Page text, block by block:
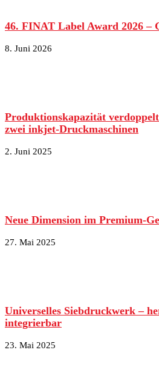
46. FINAT Label Award 2026 –
8. Juni 2026
Produktionskapazität
zwei inkjet-Druckmaschinen
2. Juni 2025
Neue Dimension im Premium-
27. Mai 2025
Universelles Siebdruckwerk –
integrierbar
23. Mai 2025